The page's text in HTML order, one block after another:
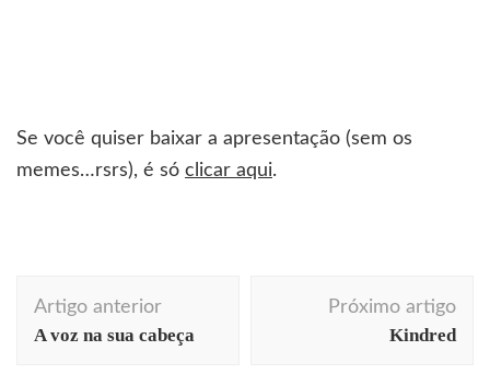
Se você quiser baixar a apresentação (sem os
memes…rsrs), é só clicar aqui.
de
Artigo anterior
A voz na sua cabeça
Próximo artigo
Kindred